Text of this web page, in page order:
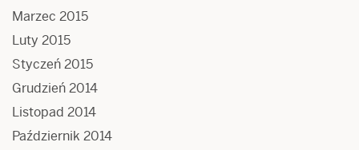
Marzec 2015
Luty 2015
Styczeń 2015
Grudzień 2014
Listopad 2014
Październik 2014